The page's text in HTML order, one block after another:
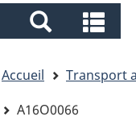
Search
and
menus
and
êtes
ici
Accueil Transport
A16O0066